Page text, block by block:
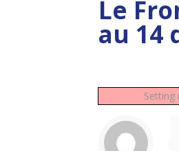
Le
au 14
Setting